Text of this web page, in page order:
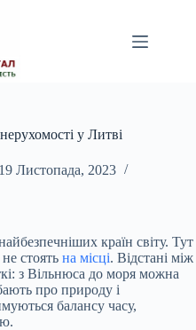
у Литві
19 Листопада, 2023
країн світу. Тут
стоять на місці. Відстані між
з Вільнюса до моря можна
про природу і
балансу часу,